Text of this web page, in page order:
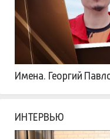
Имена. Георгий
ИНТЕРВЬЮ